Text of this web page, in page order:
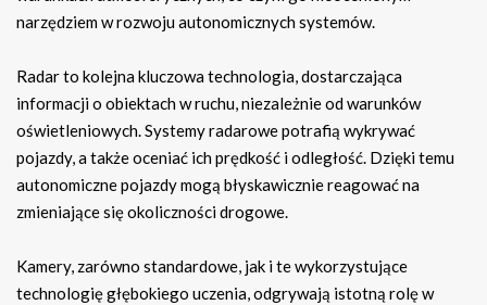
narzędziem w rozwoju autonomicznych systemów.
Radar to kolejna kluczowa technologia, dostarczająca
informacji o obiektach w ruchu, niezależnie od warunków
oświetleniowych. Systemy radarowe potrafią wykrywać
pojazdy, a także oceniać ich prędkość i odległość. Dzięki temu
autonomiczne pojazdy mogą błyskawicznie reagować na
zmieniające się okoliczności drogowe.
Kamery, zarówno standardowe, jak i te wykorzystujące
technologię głębokiego uczenia, odgrywają istotną rolę w